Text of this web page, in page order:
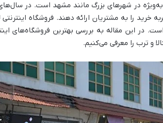
در شهرهای بزرگ مانند مشهد است. در
خرید را به مشتریان ارائه دهند. فروشگاه
در این مقاله به بررسی بهترین فروشگاه‌های
و ترب را معرفی می‌کنیم.